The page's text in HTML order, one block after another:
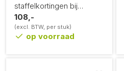
staffelkortingen bij
grotere afname
108,-
(excl. BTW, per stuk)
op voorraad